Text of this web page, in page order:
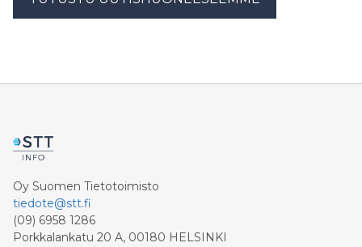
Oy Suomen Tietotoimisto
tiedote@stt.fi
(09) 6958 1286
Porkkalankatu 20 A, 00180 HELSINKI